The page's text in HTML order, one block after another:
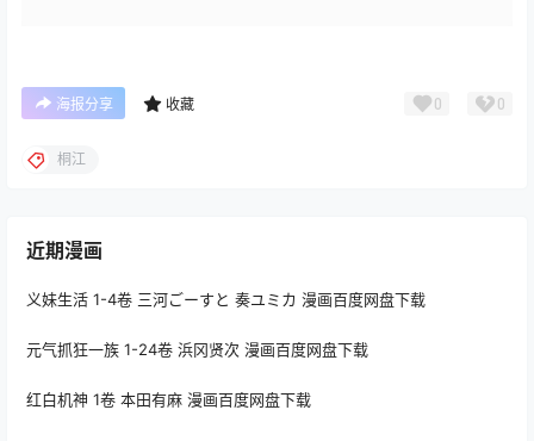
海报分享 收藏 0 0
桐江
近期漫画
义妹生活 1-4卷 三河ごーすと 奏ユミカ 漫画百度网盘下载
元气抓狂一族 1-24卷 浜冈贤次 漫画百度网盘下载
红白机神 1卷 本田有麻 漫画百度网盘下载